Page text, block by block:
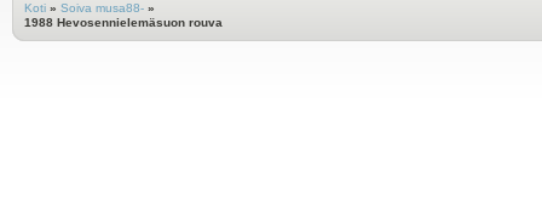
Koti » Soiva musa88- »
1988 Hevosennielemäsuon rouva